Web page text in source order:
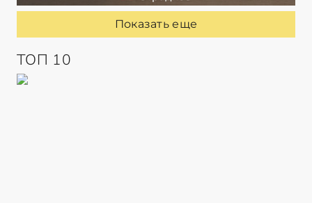
Показать еще
ТОП 10